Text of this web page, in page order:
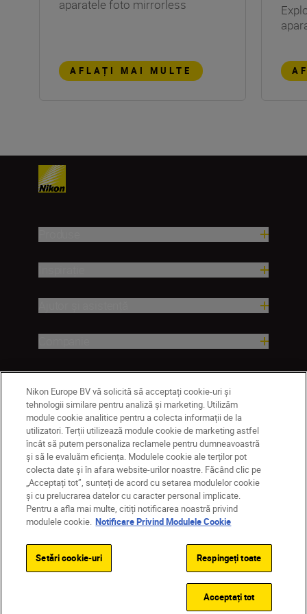
aparatele foto mirrorless
AFLAȚI MAI MULTE
MD Nikon Sites
Contactaţi-ne
Politică de confidențialitate
Termeni de utilizare
Notificare privind modulele cookie
Setări cookie
© 2026 Nikon
Back to top
Nikon Europe BV vă solicită să acceptați cookie-uri și
tehnologii similare pentru analiză și marketing. Utilizăm
module cookie analitice pentru a colecta informații de la
utilizatori. Terții utilizează module cookie de marketing astfel
încât să putem personaliza reclamele pentru dumneavoastră
și să le evaluăm eficiența. Modulele cookie ale terților pot
colecta date și în afara website-urilor noastre. Făcând clic pe
„Acceptați tot”, sunteți de acord cu setarea modulelor cookie
și cu prelucrarea datelor cu caracter personal implicate.
Pentru a afla mai multe, citiți notificarea noastră privind
modulele cookie. Notificare Privind Modulele Cookie
Setări cookie-uri Respingeți toate
Acceptați tot